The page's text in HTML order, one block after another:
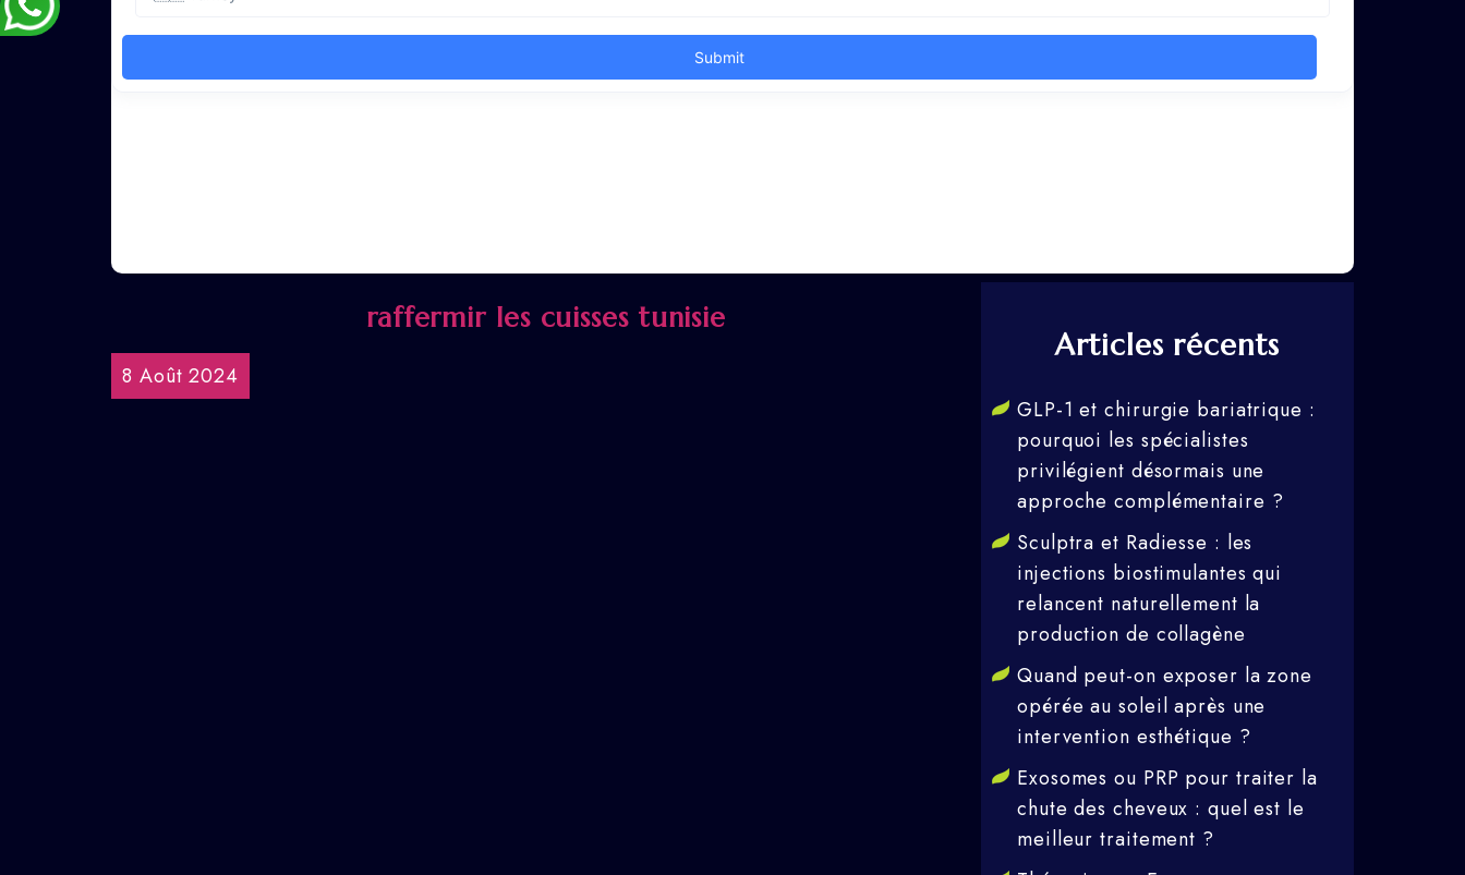
raffermir les cuisses tunisie
8 Août 2024
Articles récents
GLP-1 et chirurgie bariatrique :
pourquoi les spécialistes
privilégient désormais une
approche complémentaire ?
Sculptra et Radiesse : les
injections biostimulantes qui
relancent naturellement la
production de collagène
Quand peut-on exposer la zone
opérée au soleil après une
intervention esthétique ?
Exosomes ou PRP pour traiter la
chute des cheveux : quel est le
meilleur traitement ?